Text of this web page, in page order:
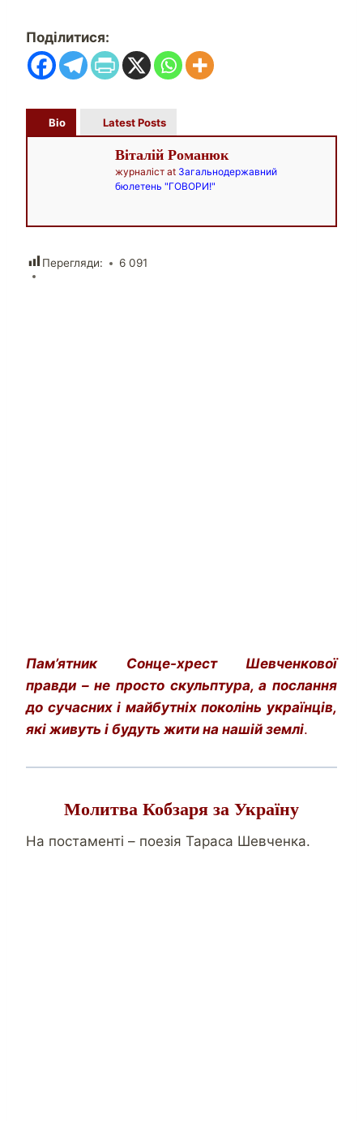
Поділитися:
Bio Latest Posts
Віталій Романюк
журналіст at Загальнодержавний
бюлетень "ГОВОРИ!"
Перегляди: 6 091
Пам’ятник Сонце-хрест Шевченкової
правди – не просто скульптура, а послання
до сучасних і майбутніх поколінь українців,
які живуть і будуть жити на нашій землі.
Молитва Кобзаря за Україну
На постаменті – поезія Тараса Шевченка.